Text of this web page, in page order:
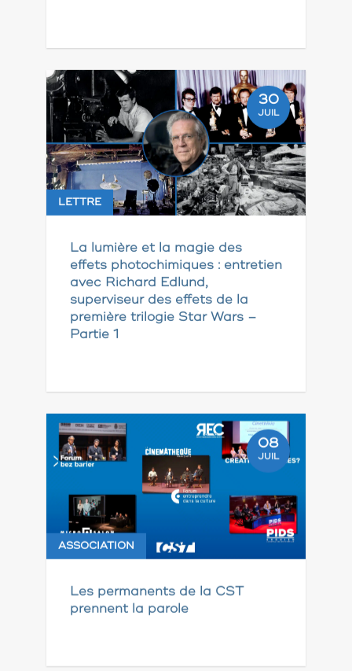
30
JUIL
LETTRE
La lumière et la magie des
effets photochimiques : entretien
avec Richard Edlund,
superviseur des effets de la
première trilogie Star Wars –
Partie 1
08
JUIL
ASSOCIATION
Les permanents de la CST
prennent la parole